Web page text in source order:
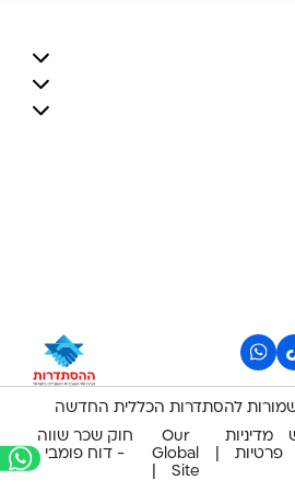
מדיניות
פרטיות
Our
Global
Site
חוק שכר שווה
- דוח פומבי